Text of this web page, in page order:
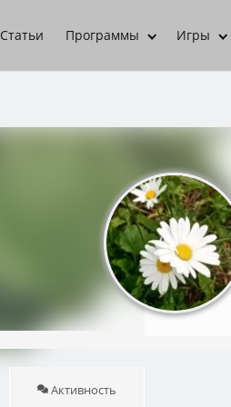
Статьи Программы Игры
Активность